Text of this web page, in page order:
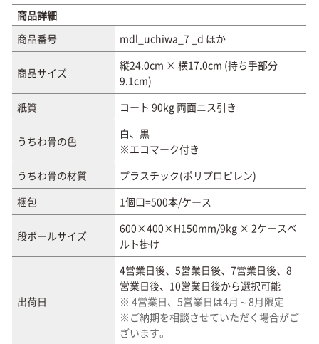
商品詳細
商品番号
mdl_uchiwa_7 _d ほか
商品サイズ
縦24.0cm × 横17.0cm (持ち手部分
9.1cm)
紙質
コート 90kg 両面ニス引き
うちわ骨の色
白、黒
※エコマーク付き
うちわ骨の材質
プラスチック(ポリプロピレン)
梱包
1個口=500本/ケース
段ボールサイズ
600×400×H150mm/9kg × 2ケースベ
ルト掛け
出荷日
4営業日後、5営業日後、7営業日後、8
営業日後、10営業日後から選択可能
※ 4営業日、5営業日は4月～8月限定
※ご納期を相談させていただく場合がご
ざいます。